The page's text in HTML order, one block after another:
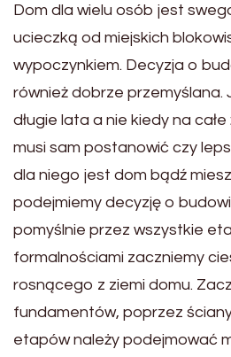
Dom dla wielu osób jest
ucieczką od miejskich
wypoczynkiem. Decyzja o
również dobrze
długie lata a nie kiedy na
musi sam postanowić czy
dla niego jest dom bądź
podejmiemy decyzję o
pomyślnie przez wszystkie
formalnościami zaczniemy
rosnącego z ziemi domu.
fundamentów, poprzez
etapów należy podejmować